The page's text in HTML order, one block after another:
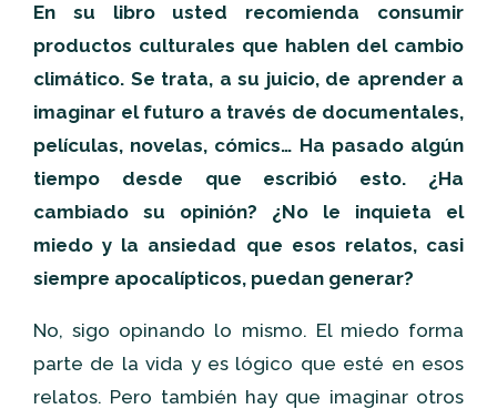
En su libro usted recomienda consumir
productos culturales que hablen del cambio
climático. Se trata, a su juicio, de aprender a
imaginar el futuro a través de documentales,
películas, novelas, cómics… Ha pasado algún
tiempo desde que escribió esto. ¿Ha
cambiado su opinión? ¿No le inquieta el
miedo y la ansiedad que esos relatos, casi
siempre apocalípticos, puedan generar?
No, sigo opinando lo mismo. El miedo forma
parte de la vida y es lógico que esté en esos
relatos. Pero también hay que imaginar otros